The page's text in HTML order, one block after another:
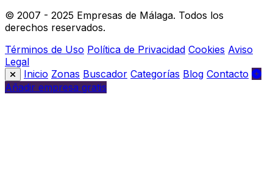
© 2007 - 2025 Empresas de Málaga. Todos los
derechos reservados.
Términos de Uso Política de Privacidad Cookies Aviso
Legal
Inicio Zonas Buscador Categorías Blog Contacto
Añadir empresa gratis